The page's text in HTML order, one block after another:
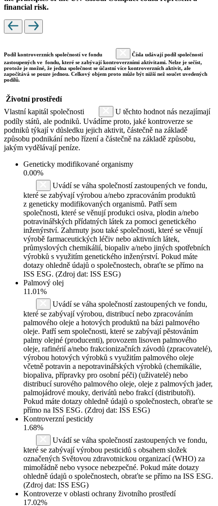
financial risk.
Podíl kontroverzních společností ve fondu
Čísla udávají podíl společností
zastoupených ve fondu, které se zabývají kontroverzními aktivitami. Nelze je sečíst,
protože je možné, že jedna společnost se účastní více kontroverzních aktivit, ale
započítává se pouze jednou. Celkový objem proto může být nižší než součet uvedených
podílů.
Životní prostředí
Vlastní kapitál společnosti
U těchto hodnot nás nezajímají
podíly států, ale podniků. Uvádíme proto, jaké kontroverze se
podniků týkají v důsledku jejich aktivit, částečně na základě
způsobu podnikání nebo řízení a částečně na základě způsobu,
jakým vydělávají peníze.
Geneticky modifikované organismy
0.00%
Uvádí se váha společností zastoupených ve fondu,
které se zabývají výrobou a/nebo zpracováním produktů
z geneticky modifikovaných organismů. Patří sem
společnosti, které se věnují produkci osiva, plodin a/nebo
potravinářských přídatných látek za pomoci genetického
inženýrství. Zahrnuty jsou také společnosti, které se věnují
výrobě farmaceutických léčiv nebo aktivních látek,
průmyslových chemikálií, biopaliv a/nebo jiných spotřebních
výrobků s využitím genetického inženýrství. Pokud máte
dotazy ohledně údajů o společnostech, obraťte se přímo na
ISS ESG. (Zdroj dat: ISS ESG)
Palmový olej
11.01%
Uvádí se váha společností zastoupených ve fondu,
které se zabývají výrobou, distribucí nebo zpracováním
palmového oleje a hotových produktů na bázi palmového
oleje. Patří sem společnosti, které se zabývají pěstováním
palmy olejné (producenti), provozem lisoven palmového
oleje, rafinérií a/nebo frakcionizačních závodů (zpracovatelé),
výrobou hotových výrobků s využitím palmového oleje
včetně potravin a nepotravinářských výrobků (chemikálie,
biopaliva, přípravky pro osobní péči) (uživatelé) nebo
distribucí surového palmového oleje, oleje z palmových jader,
palmojádrové mouky, derivátů nebo frakcí (distributoři).
Pokud máte dotazy ohledně údajů o společnostech, obraťte se
přímo na ISS ESG. (Zdroj dat: ISS ESG)
Kontroverzní pesticidy
1.68%
Uvádí se váha společností zastoupených ve fondu,
které se zabývají výrobou pesticidů s obsahem složek
označených Světovou zdravotnickou organizací (WHO) za
mimořádně nebo vysoce nebezpečné. Pokud máte dotazy
ohledně údajů o společnostech, obraťte se přímo na ISS ESG.
(Zdroj dat: ISS ESG)
Kontroverze v oblasti ochrany životního prostředí
17.02%